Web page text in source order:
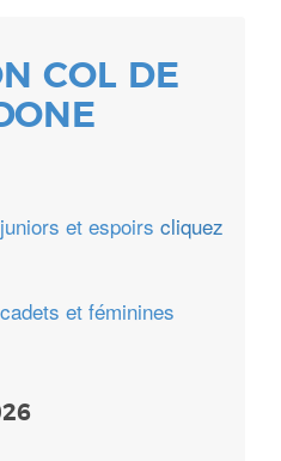
COL DE
et espoirs cliquez
et féminines